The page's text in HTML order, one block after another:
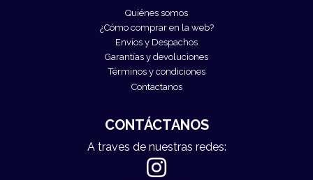
Quiénes somos
¿Cómo comprar en la web?
Envíos y Despachos
Garantías y devoluciones
Términos y condiciones
Contactanos
CONTÁCTANOS
A traves de nuestras redes: